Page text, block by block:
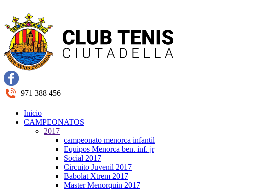
971 388 456
Inicio
CAMPEONATOS
2017
campeonato menorca infantil
Equipos Menorca ben. inf. jr
Social 2017
Circuito Juvenil 2017
Babolat Xtrem 2017
Master Menorquin 2017